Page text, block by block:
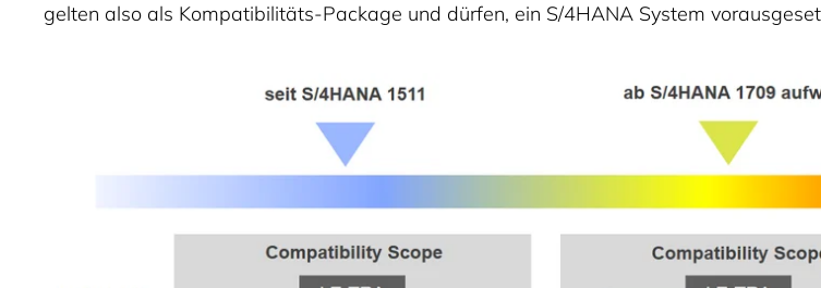
gelten also als Kompatibilitäts-Package und dürfen, ein S/4HANA System